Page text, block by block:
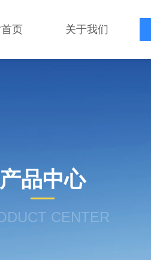
页 关于我们
产品中心
CENTER